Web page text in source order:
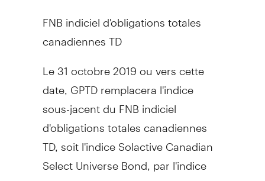
FNB indiciel d'obligations totales
canadiennes TD
Le 31 octobre 2019 ou vers cette
date, GPTD remplacera l'indice
sous-jacent du FNB indiciel
d'obligations totales canadiennes
TD, soit l'indice Solactive Canadian
Select Universe Bond, par l'indice